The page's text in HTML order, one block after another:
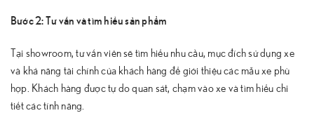
Bước 2: Tư vấn và tìm hiểu sản phẩm
Tại showroom, tư vấn viên sẽ tìm hiểu nhu cầu, mục đích sử dụng xe
và khả năng tài chính của khách hàng để giới thiệu các mẫu xe phù
hợp. Khách hàng được tự do quan sát, chạm vào xe và tìm hiểu chi
tiết các tính năng.